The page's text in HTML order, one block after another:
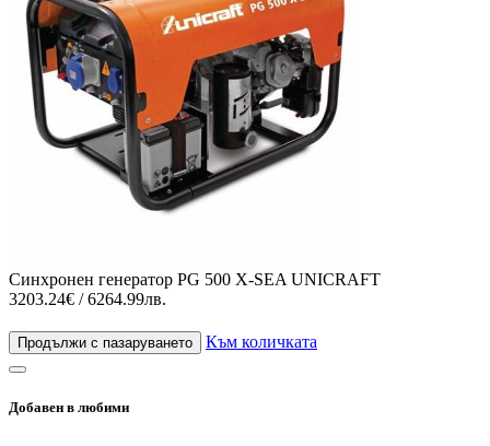
Синхронен генератор PG 500 X-SEA UNICRAFT
3203.24€ / 6264.99лв.
Продължи с пазаруването Към количката
Добавен в любими